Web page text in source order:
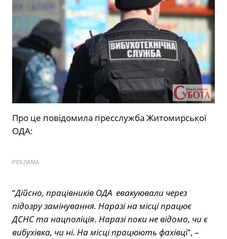
Про це повідомила пресслужба Житомирської
ОДА:
РЕКЛАМА
“Дійсно, працівників ОДА евакуювали через
підозру замінування. Наразі на місці працює
ДСНС та нацполіція. Наразі поки не відомо, чи є
вибухівка, чи ні. На місці працюють фахівці”, –